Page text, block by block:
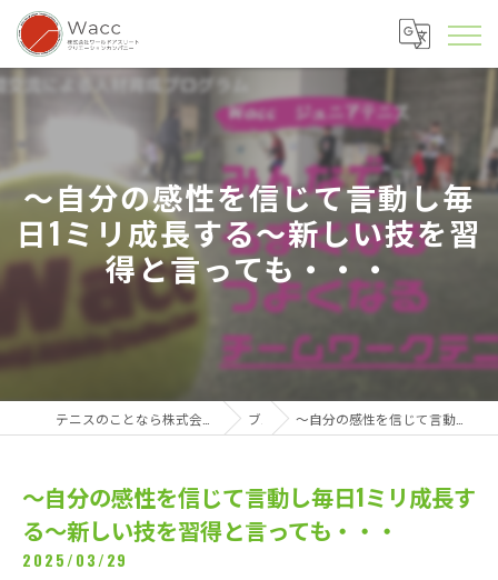
～自分の感性を信じて言動し毎
日1ミリ成長する～新しい技を習
得と言っても・・・
ブログ ～自分の感性を信じて言動し毎日1ミリ成長する～新しい技を習得と言っても・・・
～自分の感性を信じて言動し毎日1ミリ成長す
る～新しい技を習得と言っても・・・
2025/03/29